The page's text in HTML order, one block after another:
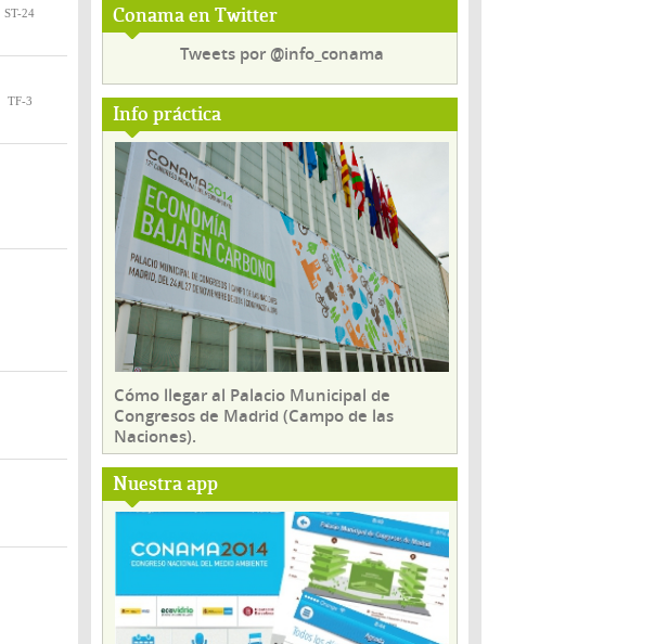
Conama en Twitter
Tweets por @info_conama
Info práctica
Cómo llegar al Palacio Municipal de
Congresos de Madrid (Campo de las
Naciones).
Nuestra app
ST-24
TF-3